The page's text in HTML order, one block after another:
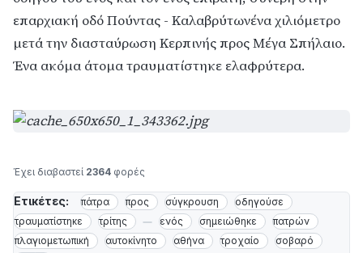
επαρχιακή οδό Πούντας - Καλαβρύτωνένα χιλιόμετρο
μετά την διασταύρωση Κερπινής προς Μέγα Σπήλαιο.
Ένα ακόμα άτομα τραυματίστηκε ελαφρύτερα.
Έχει διαβαστεί 2364 φορές
Ετικέτες: πάτρα προς σύγκρουση
οδηγούσε
τραυματίστηκε
τρίτης ενός σημειώθηκε
πατρών
πλαγιομετωπική
αυτοκίνητο αθήνα τροχαίο
σοβαρό